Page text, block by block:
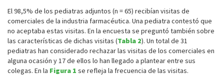
El 98,5% de los pediatras adjuntos (n = 65) recibían visitas de
comerciales de la industria farmacéutica. Una pediatra contestó que
no aceptaba estas visitas. En la encuesta se preguntó también sobre
las características de dichas visitas (Tabla 2). Un total de 31
pediatras han considerado rechazar las visitas de los comerciales en
alguna ocasión y 17 de ellos lo han llegado a plantear entre sus
colegas. En la Figura 1 se refleja la frecuencia de las visitas.